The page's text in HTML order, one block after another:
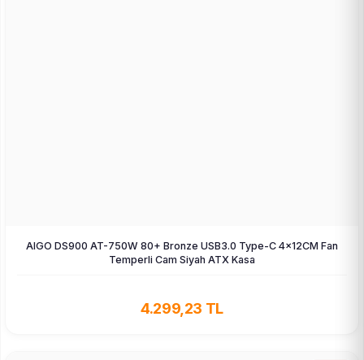
AIGO DS900 AT-750W 80+ Bronze USB3.0 Type-C 4×12CM Fan
Temperli Cam Siyah ATX Kasa
4.299,23 TL